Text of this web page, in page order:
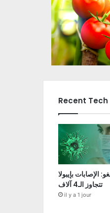
Recent Tech
الإصابات بإيبولا
تتجاوز الـ4 آلاف
il y a 1 jour